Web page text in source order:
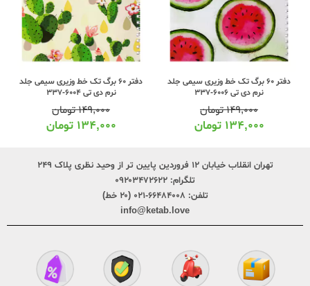
دفتر 60 برگ تک خط وزیری سیمی جلد
نرم دی تی 6006-337
۱۴۹,۰۰۰تومان
۱۳۴,۰۰۰ تومان
دفتر 60 برگ تک خط وزیری سیمی جلد
نرم دی تی 6004-337
۱۴۹,۰۰۰تومان
۱۳۴,۰۰۰ تومان
تهران انقلاب خیابان ۱۲ فروردین پایین تر از وحید نظری پلاک ۲۴۹
تلگرام: ۰۹۲۰۳۴۷۲۶۲۲
تلفن: ۶۶۴۸۴۰۰۸-۰۲۱ (۲۰ خط)
info@ketab.love